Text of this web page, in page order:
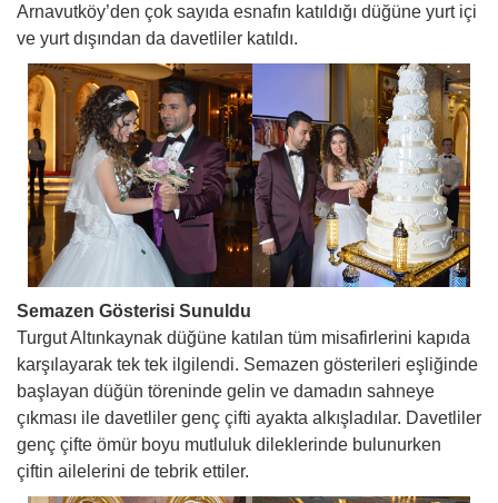
Arnavutköy’den çok sayıda esnafın katıldığı düğüne yurt içi
ve yurt dışından da davetliler katıldı.
Semazen Gösterisi Sunuldu
Turgut Altınkaynak düğüne katılan tüm misafirlerini kapıda
karşılayarak tek tek ilgilendi. Semazen gösterileri eşliğinde
başlayan düğün töreninde gelin ve damadın sahneye
çıkması ile davetliler genç çifti ayakta alkışladılar. Davetliler
genç çifte ömür boyu mutluluk dileklerinde bulunurken
çiftin ailelerini de tebrik ettiler.